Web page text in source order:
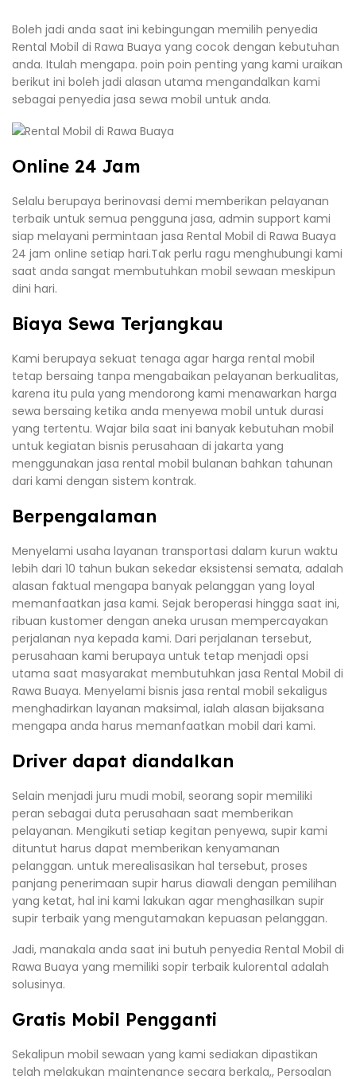
Boleh jadi anda saat ini kebingungan memilih penyedia
Rental Mobil di Rawa Buaya yang cocok dengan kebutuhan
anda. Itulah mengapa. poin poin penting yang kami uraikan
berikut ini boleh jadi alasan utama mengandalkan kami
sebagai penyedia jasa sewa mobil untuk anda.
Online 24 Jam
Selalu berupaya berinovasi demi memberikan pelayanan
terbaik untuk semua pengguna jasa, admin support kami
siap melayani permintaan jasa Rental Mobil di Rawa Buaya
24 jam online setiap hari.Tak perlu ragu menghubungi kami
saat anda sangat membutuhkan mobil sewaan meskipun
dini hari.
Biaya Sewa Terjangkau
Kami berupaya sekuat tenaga agar harga rental mobil
tetap bersaing tanpa mengabaikan pelayanan berkualitas,
karena itu pula yang mendorong kami menawarkan harga
sewa bersaing ketika anda menyewa mobil untuk durasi
yang tertentu. Wajar bila saat ini banyak kebutuhan mobil
untuk kegiatan bisnis perusahaan di jakarta yang
menggunakan jasa rental mobil bulanan bahkan tahunan
dari kami dengan sistem kontrak.
Berpengalaman
Menyelami usaha layanan transportasi dalam kurun waktu
lebih dari 10 tahun bukan sekedar eksistensi semata, adalah
alasan faktual mengapa banyak pelanggan yang loyal
memanfaatkan jasa kami. Sejak beroperasi hingga saat ini,
ribuan kustomer dengan aneka urusan mempercayakan
perjalanan nya kepada kami. Dari perjalanan tersebut,
perusahaan kami berupaya untuk tetap menjadi opsi
utama saat masyarakat membutuhkan jasa Rental Mobil di
Rawa Buaya. Menyelami bisnis jasa rental mobil sekaligus
menghadirkan layanan maksimal, ialah alasan bijaksana
mengapa anda harus memanfaatkan mobil dari kami.
Driver dapat diandalkan
Selain menjadi juru mudi mobil, seorang sopir memiliki
peran sebagai duta perusahaan saat memberikan
pelayanan. Mengikuti setiap kegitan penyewa, supir kami
dituntut harus dapat memberikan kenyamanan
pelanggan. untuk merealisasikan hal tersebut, proses
panjang penerimaan supir harus diawali dengan pemilihan
yang ketat, hal ini kami lakukan agar menghasilkan supir
supir terbaik yang mengutamakan kepuasan pelanggan.
Jadi, manakala anda saat ini butuh penyedia Rental Mobil di
Rawa Buaya yang memiliki sopir terbaik kulorental adalah
solusinya.
Gratis Mobil Pengganti
Sekalipun mobil sewaan yang kami sediakan dipastikan
telah melakukan maintenance secara berkala,, Persoalan